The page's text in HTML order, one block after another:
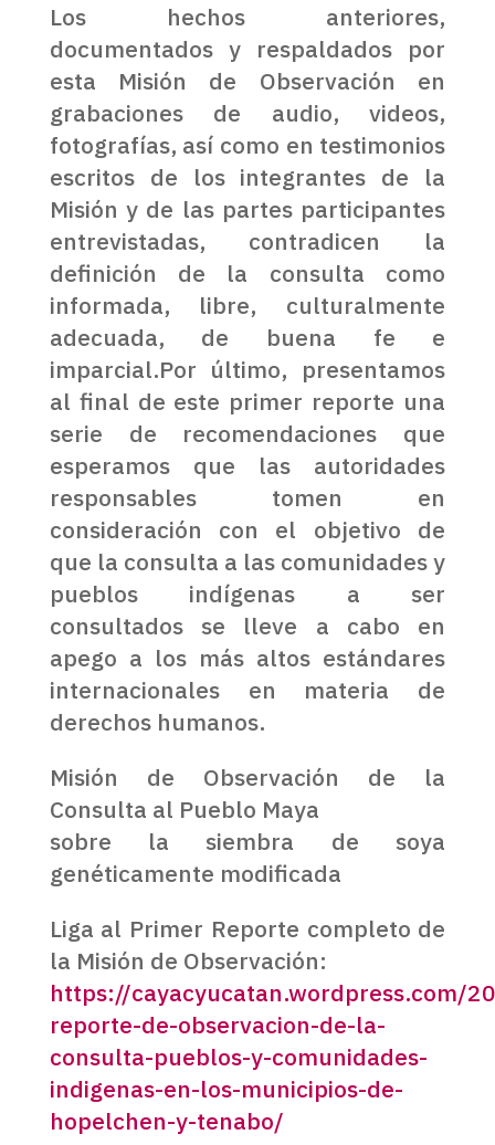
Los hechos anteriores,
documentados y respaldados por
esta Misión de Observación en
grabaciones de audio, videos,
fotografías, así como en testimonios
escritos de los integrantes de la
Misión y de las partes participantes
entrevistadas, contradicen la
definición de la consulta como
informada, libre, culturalmente
adecuada, de buena fe e
imparcial.Por último, presentamos
al final de este primer reporte una
serie de recomendaciones que
esperamos que las autoridades
responsables tomen en
consideración con el objetivo de
que la consulta a las comunidades y
pueblos indígenas a ser
consultados se lleve a cabo en
apego a los más altos estándares
internacionales en materia de
derechos humanos.
Misión de Observación de la
Consulta al Pueblo Maya
sobre la siembra de soya
genéticamente modificada
Liga al Primer Reporte completo de
la Misión de Observación:
https://cayacyucatan.wordpress.com/
reporte-de-observacion-de-la-
consulta-pueblos-y-comunidades-
indigenas-en-los-municipios-de-
hopelchen-y-tenabo/